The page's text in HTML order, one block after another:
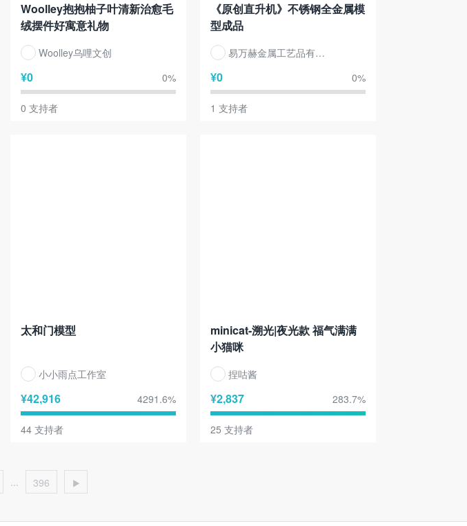
Woolley抱抱柚子叶清新治愈毛
绒摆件好寓意礼物
Woolley乌哩文创
¥0 0%
0 支持者
《原创直升机》不锈钢全金属模
型成品
易万赫金属工艺品有限公司
¥0 0%
1 支持者
太和门模型
小小雨点工作室
¥42,916 4291.6%
44 支持者
minicat-溯光|夜光款 福气满满
小猫咪
捏咕酱
¥2,837 283.7%
25 支持者
... 396